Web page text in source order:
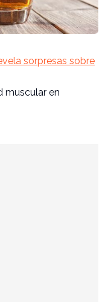
sorpresas sobre
muscular en